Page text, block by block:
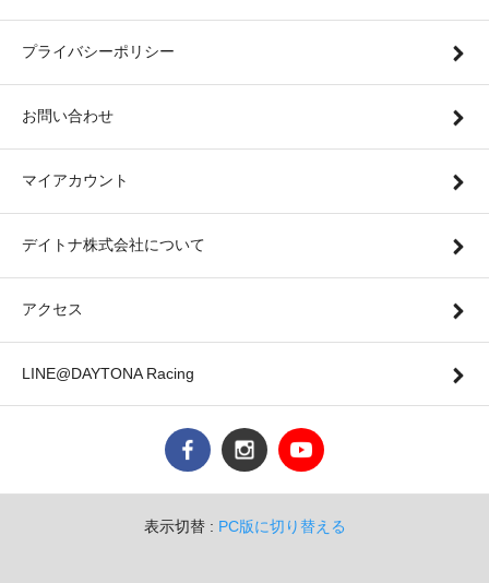
プライバシーポリシー
お問い合わせ
マイアカウント
デイトナ株式会社について
アクセス
LINE@DAYTONA Racing
表示切替 : PC版に切り替える